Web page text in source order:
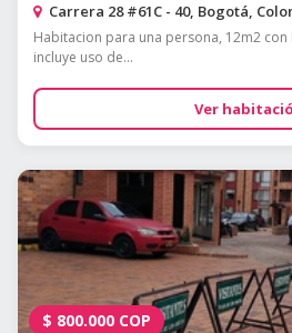
Carrera 28 #61C - 40, Bogotá,
Habitacion para una persona, 12m2
incluye uso de...
Ver
$ 800.000 COP